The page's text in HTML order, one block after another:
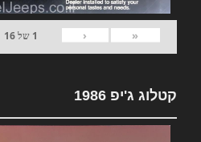
«
‹
1 של16
קטלוג ג'יפ 1986